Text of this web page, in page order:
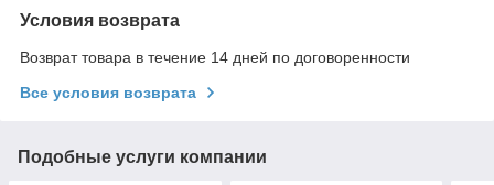
Условия возврата
Возврат товара в течение 14 дней по договоренности
Все условия возврата
Подобные услуги компании